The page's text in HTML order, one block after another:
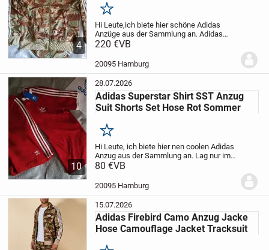
4
Merken
Hi Leute,ich biete hier schöne Adidas
Anzüge aus der Sammlung an. Adidas
Firebird Camouflage Anzug
Tausch / no trade
220 €VB
20095 Hamburg
10
28.07.2026
Adidas Superstar Shirt SST Anzug
Suit Shorts Set Hose Rot Sommer
Merken
Hi Leute, ich biete hier nen coolen Adidas
Anzug aus der Sammlung an. Lag nur im
Kleiderschrank, nie an gehabt.
freshes rot!Zustand / condition :...
80 €VB
20095 Hamburg
15.07.2026
Adidas Firebird Camo Anzug Jacke
Hose Camouflage Jacket Tracksuit